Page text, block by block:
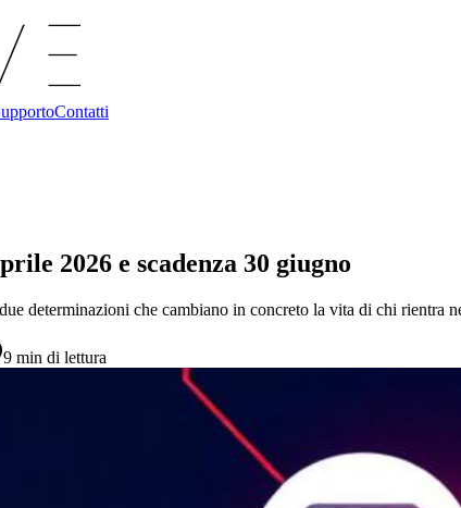
Contatti
2026 e scadenza 30 giugno
determinazioni che cambiano in concreto la vita di chi rientra
9 min di lettura